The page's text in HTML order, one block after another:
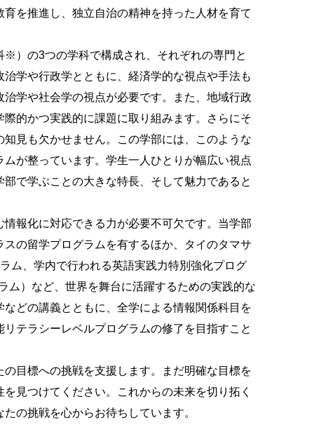
を推進し、独立自治の精神を持った人材を育て
）の3つの学科で構成され、それぞれの専門と
学や行政学とともに、経済学的な視点や手法も
学や社会学の視点が必要です。また、地域行政
的かつ実践的に課題に取り組みます。さらにそ
見も欠かせません。この学部には、このような
が整っています。学生一人ひとりが幅広い視点
で学ぶことの大きな特長、そして魅力であると
報化に対応できる力が必要不可欠です。当学部
の留学プログラムを有するほか、タイのタマサ
ム、学内で行われる英語実践力特別強化プログ
ム）など、世界を舞台に活躍するための実践的な
どの講義とともに、全学による情報関係科目を
テラシーレベルプログラムの修了を目指すこと
目標への挑戦を支援します。まだ明確な目標を
見つけてください。これからの未来を切り拓く
の挑戦を心からお待ちしています。